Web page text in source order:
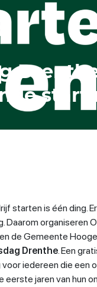
start
starten is één ding.
Daarom organiseren
de Gemeente
Drenthe. Een
iedereen die een
eerste jaren van hun